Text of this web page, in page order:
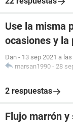
Use la misma
ocasiones y la
Dan - 13 sep 2021 a
marsan1990 - 28
2 respuestas
Flujo marrón